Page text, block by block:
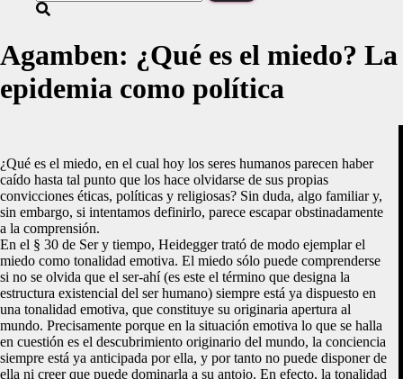
Agamben: ¿Qué es el miedo? La
epidemia como política
¿Qué es el miedo, en el cual hoy los seres humanos parecen haber
caído hasta tal punto que los hace olvidarse de sus propias
convicciones éticas, políticas y religiosas? Sin duda, algo familiar y,
sin embargo, si intentamos definirlo, parece escapar obstinadamente
a la comprensión.
En el § 30 de Ser y tiempo, Heidegger trató de modo ejemplar el
miedo como tonalidad emotiva. El miedo sólo puede comprenderse
si no se olvida que el ser-ahí (es este el término que designa la
estructura existencial del ser humano) siempre está ya dispuesto en
una tonalidad emotiva, que constituye su originaria apertura al
mundo. Precisamente porque en la situación emotiva lo que se halla
en cuestión es el descubrimiento originario del mundo, la conciencia
siempre está ya anticipada por ella, y por tanto no puede disponer de
ella ni creer que puede dominarla a su antojo. En efecto, la tonalidad